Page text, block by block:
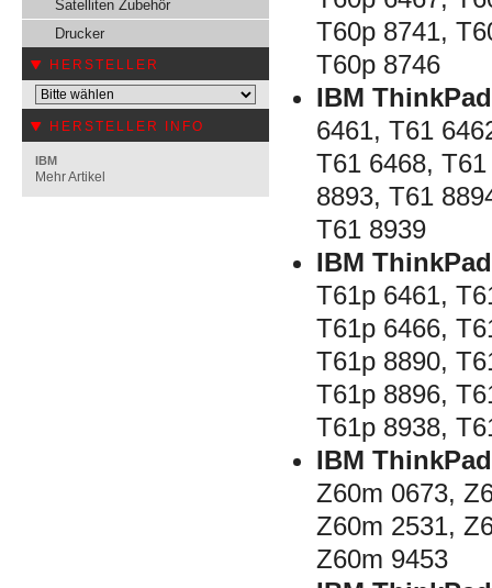
Satelliten Zubehör
Drucker
HERSTELLER
HERSTELLER INFO
IBM
Mehr Artikel
T60p 8741,
T60p 8746
IBM
6461, T61
T61 6468,
8893, T61
T61 8939
IBM
T61p 6461,
T61p 6466,
T61p 8890,
T61p 8896,
T61p 8938,
IBM
Z60m 0673,
Z60m 2531,
Z60m 9453